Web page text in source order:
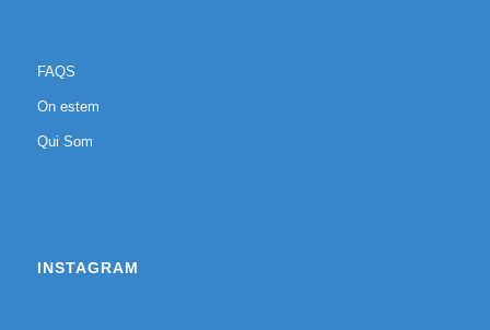
FAQS
On estem
Qui Som
INSTAGRAM